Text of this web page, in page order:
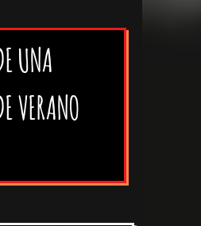
UNA
VERANO